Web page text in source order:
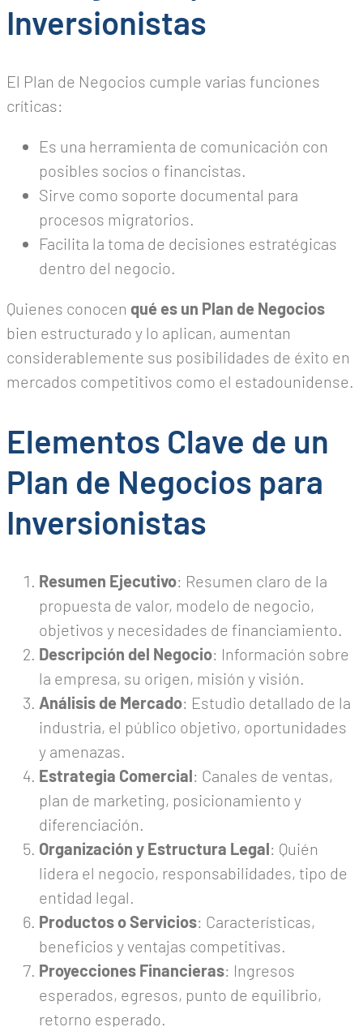
Inversionistas
El Plan de Negocios cumple varias funciones
críticas:
Es una herramienta de comunicación con
posibles socios o financistas.
Sirve como soporte documental para
procesos migratorios.
Facilita la toma de decisiones estratégicas
dentro del negocio.
Quienes conocen qué es un Plan de Negocios
bien estructurado y lo aplican, aumentan
considerablemente sus posibilidades de éxito en
mercados competitivos como el estadounidense.
Elementos Clave de un
Plan de Negocios para
Inversionistas
Resumen Ejecutivo: Resumen claro de la
propuesta de valor, modelo de negocio,
objetivos y necesidades de financiamiento.
Descripción del Negocio: Información sobre
la empresa, su origen, misión y visión.
Análisis de Mercado: Estudio detallado de la
industria, el público objetivo, oportunidades
y amenazas.
Estrategia Comercial: Canales de ventas,
plan de marketing, posicionamiento y
diferenciación.
Organización y Estructura Legal: Quién
lidera el negocio, responsabilidades, tipo de
entidad legal.
Productos o Servicios: Características,
beneficios y ventajas competitivas.
Proyecciones Financieras: Ingresos
esperados, egresos, punto de equilibrio,
retorno esperado.